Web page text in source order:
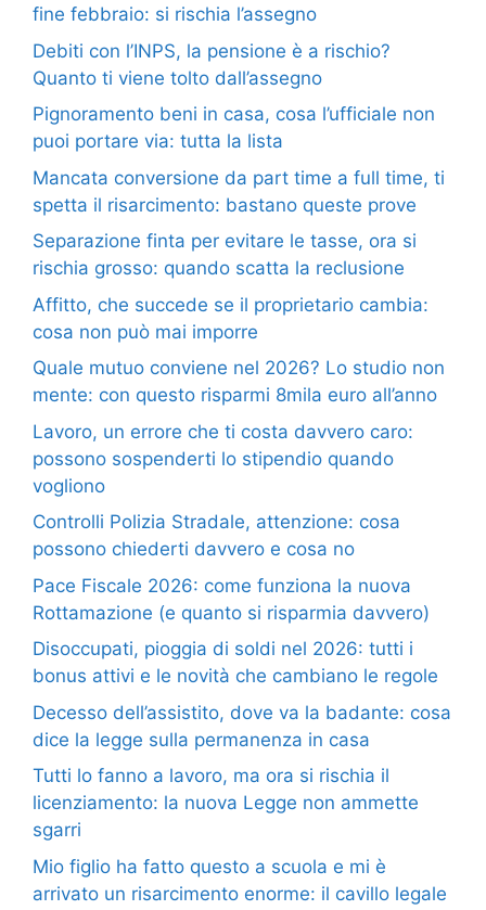
fine febbraio: si rischia l’assegno
Debiti con l’INPS, la pensione è a rischio?
Quanto ti viene tolto dall’assegno
Pignoramento beni in casa, cosa l’ufficiale non
puoi portare via: tutta la lista
Mancata conversione da part time a full time, ti
spetta il risarcimento: bastano queste prove
Separazione finta per evitare le tasse, ora si
rischia grosso: quando scatta la reclusione
Affitto, che succede se il proprietario cambia:
cosa non può mai imporre
Quale mutuo conviene nel 2026? Lo studio non
mente: con questo risparmi 8mila euro all’anno
Lavoro, un errore che ti costa davvero caro:
possono sospenderti lo stipendio quando
vogliono
Controlli Polizia Stradale, attenzione: cosa
possono chiederti davvero e cosa no
Pace Fiscale 2026: come funziona la nuova
Rottamazione (e quanto si risparmia davvero)
Disoccupati, pioggia di soldi nel 2026: tutti i
bonus attivi e le novità che cambiano le regole
Decesso dell’assistito, dove va la badante: cosa
dice la legge sulla permanenza in casa
Tutti lo fanno a lavoro, ma ora si rischia il
licenziamento: la nuova Legge non ammette
sgarri
Mio figlio ha fatto questo a scuola e mi è
arrivato un risarcimento enorme: il cavillo legale